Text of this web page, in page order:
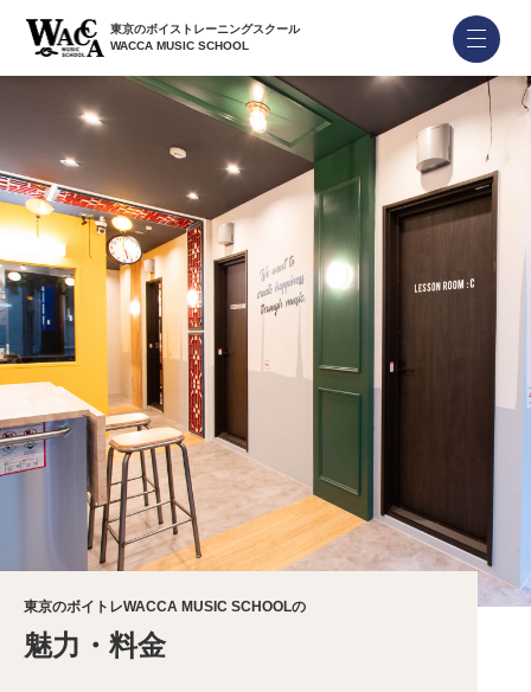
東京のボイストレーニングスクール
WACCA MUSIC SCHOOL
東京のボイトレWACCA MUSIC SCHOOLの
魅力・料金